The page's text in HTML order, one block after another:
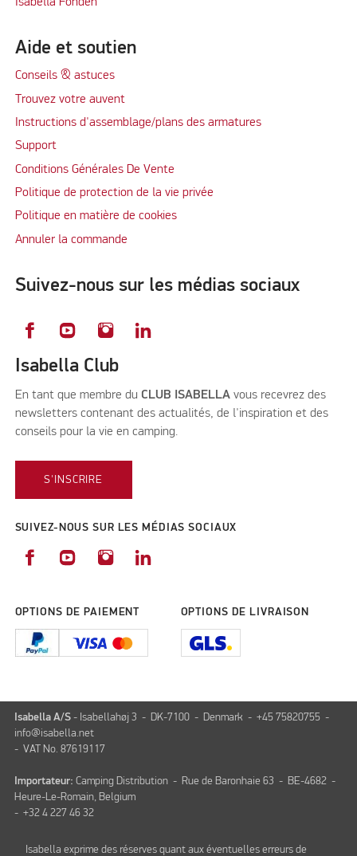
Aide et soutien
Conseils & astuces
Trouvez votre auvent
Instructions d'assemblage/plans des armatures
Support
Conditions Générales De Vente
Politique de protection de la vie privée
Politique en matière de cookies
Annuler la commande
Suivez-nous sur les médias sociaux
Isabella Club
En tant que membre du CLUB ISABELLA vous recevrez des
newsletters contenant des actualités, de l'inspiration et des
conseils pour la vie en camping.
S'INSCRIRE
SUIVEZ-NOUS SUR LES MÉDIAS SOCIAUX
OPTIONS DE PAIEMENT OPTIONS DE LIVRAISON
Isabella A/S - Isabellahøj 3 - DK-7100 - Denmark - +45 75820755 -
info@isabella.net
- VAT No. 87619117
Importateur: Camping Distribution - Rue de Baronhaie 63 - BE-4682 -
Heure-Le-Romain, Belgium
- +32 4 227 46 32
Isabella exprime des réserves quant aux éventuelles erreurs de